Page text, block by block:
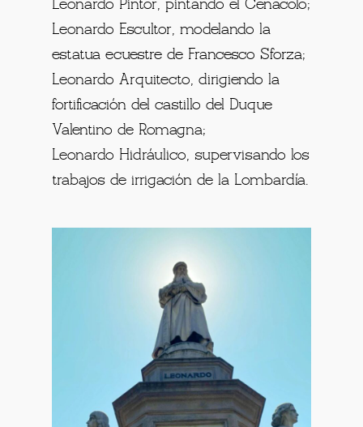
Leonardo Pintor, pintando el Cenacolo;
Leonardo Escultor, modelando la
estatua ecuestre de Francesco Sforza;
Leonardo Arquitecto, dirigiendo la
fortificación del castillo del Duque
Valentino de Romagna;
Leonardo Hidráulico, supervisando los
trabajos de irrigación de la Lombardía.